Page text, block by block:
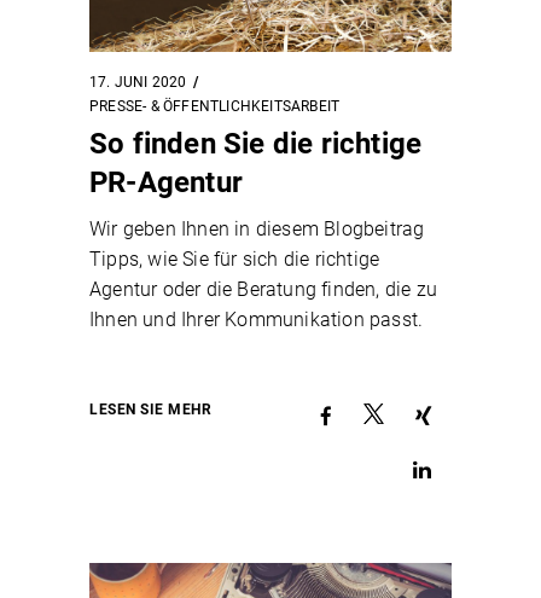
17. JUNI 2020
PRESSE- & ÖFFENTLICHKEITSARBEIT
So finden Sie die richtige
PR-Agentur
Wir geben Ihnen in diesem Blogbeitrag
Tipps, wie Sie für sich die richtige
Agentur oder die Beratung finden, die zu
Ihnen und Ihrer Kommunikation passt.
LESEN SIE MEHR